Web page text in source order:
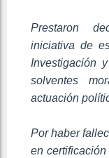
Prestaron
iniciativa de
Investigación
solventes
actuación
Por haber
en